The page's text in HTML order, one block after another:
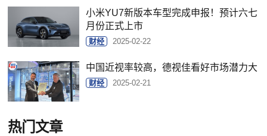
小米YU7新版本车型完成申报！预计六七
月份正式上市
财经 2025-02-22
中国近视率较高，德视佳看好市场潜力大
财经 2025-02-21
热门文章